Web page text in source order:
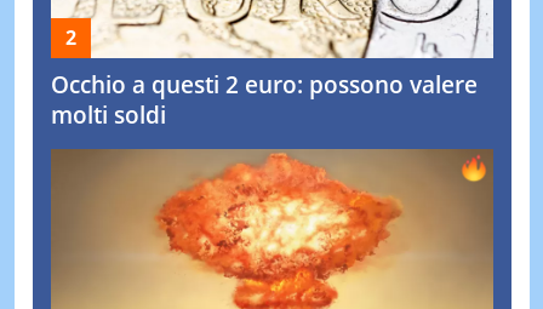
Occhio a questi 2 euro: possono valere
molti soldi